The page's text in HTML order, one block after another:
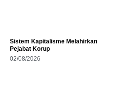
Sistem Kapitalisme Melahirkan
Pejabat Korup
02/08/2026